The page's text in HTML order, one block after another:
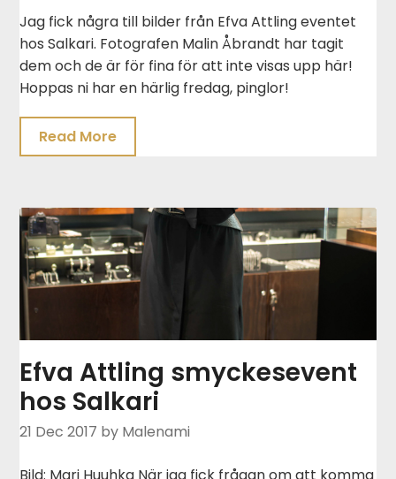
Jag fick några till bilder från Efva Attling eventet
hos Salkari. Fotografen Malin Åbrandt har tagit
dem och de är för fina för att inte visas upp här!
Hoppas ni har en härlig fredag, pinglor!
Read More
Efva Attling smyckesevent
hos Salkari
21 Dec 2017 by Malenami